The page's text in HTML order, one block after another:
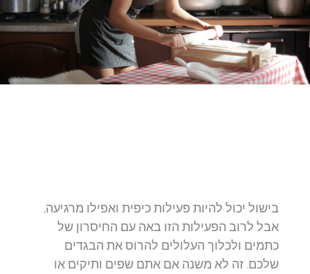
בישול יכול להיות פעילות כיפית ואפילו מרגיעה,
אבל לרוב הפעילות הזו באה עם החיסרון של
כתמים ולכלוך העלולים להרוס את הבגדים
שלכם. זה לא משנה אם אתם שפים ותיקים או